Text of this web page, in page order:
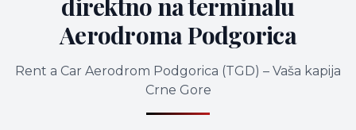
direktno na terminalu
Aerodroma Podgorica
Rent a Car Aerodrom Podgorica (TGD) – Vaša kapija
Crne Gore